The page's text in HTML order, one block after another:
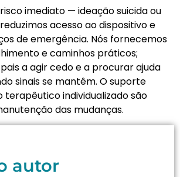
imediato — ideação suicida ou
acesso ao dispositivo e
de emergência. Nós fornecemos
e caminhos práticos;
a agir cedo e a procurar ajuda
sinais se mantêm. O suporte
terapêutico individualizado são
das mudanças.
autor